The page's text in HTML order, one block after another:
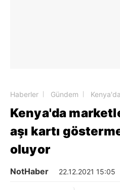
Haberler Gündem
Kenya'da
aşı kartı
oluyor
NotHaber 22.12.2021 15:05